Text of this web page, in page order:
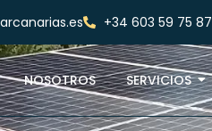
+34 603 59 75 87
NOSOTROS SERVICIOS